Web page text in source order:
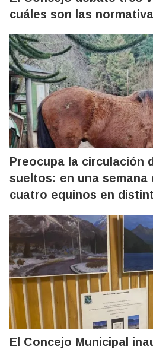
cuáles son las
Preocupa la circulación
sueltos: en una semana
cuatro equinos en
El Concejo Municipal